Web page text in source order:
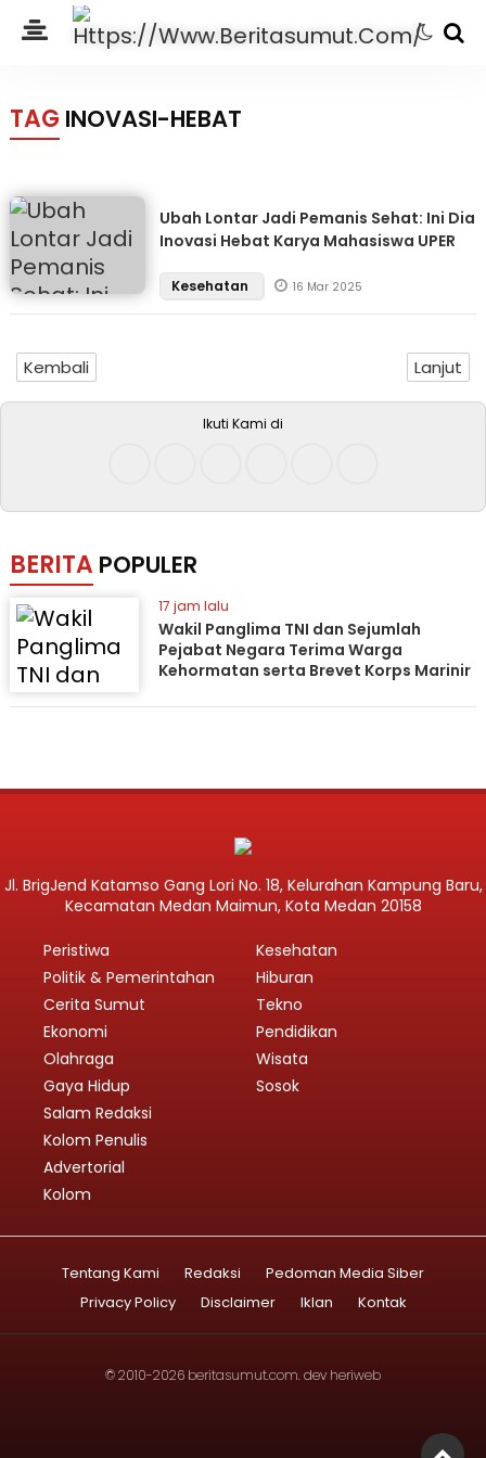
TAG INOVASI-HEBAT
Ubah Lontar Jadi Pemanis Sehat: Ini Dia
Inovasi Hebat Karya Mahasiswa UPER
Kesehatan 16 Mar 2025
Kembali Lanjut
Ikuti Kami di
BERITA POPULER
17 jam lalu
Wakil Panglima TNI dan Sejumlah
Pejabat Negara Terima Warga
Kehormatan serta Brevet Korps Marinir
Jl. BrigJend Katamso Gang Lori No. 18, Kelurahan Kampung Baru,
Kecamatan Medan Maimun, Kota Medan 20158
Peristiwa
Politik & Pemerintahan
Cerita Sumut
Ekonomi
Olahraga
Gaya Hidup
Kesehatan
Hiburan
Tekno
Pendidikan
Wisata
Sosok
Salam Redaksi
Kolom Penulis
Advertorial
Kolom
Tentang Kami Redaksi
Pedoman Media Siber
Privacy Policy
Disclaimer Iklan Kontak
© 2010-2026 beritasumut.com. dev heriweb